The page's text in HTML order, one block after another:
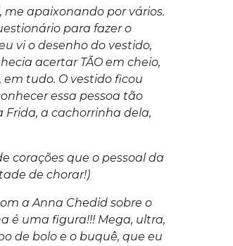
me apaixonando por vários.
para fazer o
vi o desenho do vestido,
acertar TÃO em cheio,
em tudo. O vestido ficou
essa pessoa tão
a cachorrinha dela,
corações que o pessoal da
de chorar!)
a Anna Chedid sobre o
é uma figura!!! Mega, ultra,
de bolo e o buquê, que eu